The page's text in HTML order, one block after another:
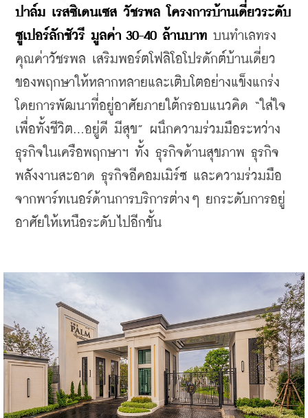
ปาล์ม เรสซิเดนเซส วัชรพล โครงการบ้านเดี่ยวระดับ
ซูเปอร์ลักชัวรี มูลค่า 30-40 ล้านบาท บนทำเลทรง
คุณค่าวัชรพล เสริมพอร์ตโฟลิโอโปรดักต์บ้านเดี่ยว
ของพฤกษาให้หลากหลายและเติบโตอย่างแข็งแกร่ง
โดยการพัฒนาที่อยู่อาศัยภายใต้กรอบแนวคิด “ใส่ใจ
เพื่อทั้งชีวิต...อยู่ดี มีสุข” ผนึกความร่วมมือระหว่าง
ธุรกิจในเครือพฤกษาฯ ทั้ง ธุรกิจด้านสุขภาพ ธุรกิจ
พลังงานสะอาด ธุรกิจอีคอมเมิร์ซ และความร่วมมือ
จากพาร์ทเนอร์ด้านการบริการต่างๆ ยกระดับการอยู่
อาศัยให้เหนือระดับไปอีกขั้น